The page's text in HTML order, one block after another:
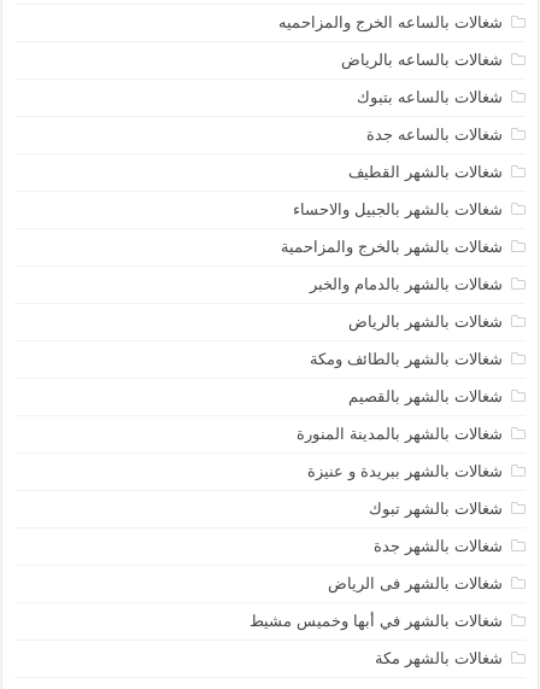
شغالات بالساعه الخرج والمزاحميه
شغالات بالساعه بالرياض
شغالات بالساعه بتبوك
شغالات بالساعه جدة
شغالات بالشهر القطيف
شغالات بالشهر بالجبيل والاحساء
شغالات بالشهر بالخرج والمزاحمية
شغالات بالشهر بالدمام والخبر
شغالات بالشهر بالرياض
شغالات بالشهر بالطائف ومكة
شغالات بالشهر بالقصيم
شغالات بالشهر بالمدينة المنورة
شغالات بالشهر ببريدة و عنيزة
شغالات بالشهر تبوك
شغالات بالشهر جدة
شغالات بالشهر فى الرياض
شغالات بالشهر في أبها وخميس مشيط
شغالات بالشهر مكة